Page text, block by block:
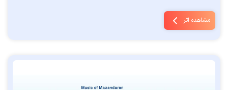
مشاهده اثر